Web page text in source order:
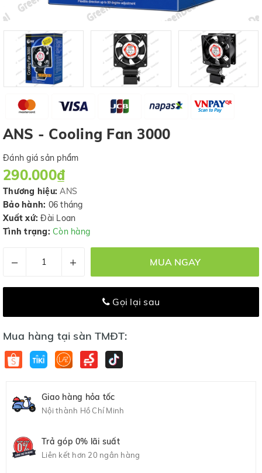
ANS - Cooling Fan 3000
Đánh giá sản phẩm
290.000₫
Thương hiệu: ANS
Bảo hành: 06 tháng
Xuất xứ: Đài Loan
Tình trạng: Còn hàng
– + MUA NGAY
Gọi lại sau
Mua hàng tại sàn TMĐT:
Giao hàng hỏa tốc
Nội thành Hồ Chí Minh
Trả góp 0% lãi suất
Liên kết hơn 20 ngân hàng